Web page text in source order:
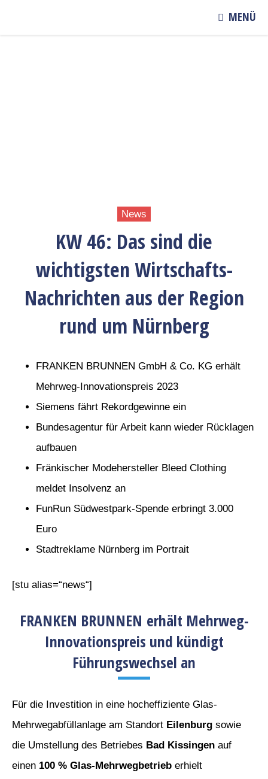
MENÜ
News
KW 46: Das sind die
wichtigsten Wirtschafts-
Nachrichten aus der Region
rund um Nürnberg
FRANKEN BRUNNEN GmbH & Co. KG erhält
Mehrweg-Innovationspreis 2023
Siemens fährt Rekordgewinne ein
Bundesagentur für Arbeit kann wieder Rücklagen
aufbauen
Fränkischer Modehersteller Bleed Clothing
meldet Insolvenz an
FunRun Südwestpark-Spende erbringt 3.000
Euro
Stadtreklame Nürnberg im Portrait
[stu alias=“news“]
FRANKEN BRUNNEN erhält Mehrweg-
Innovationspreis und kündigt
Führungswechsel an
Für die Investition in eine hocheffiziente Glas-
Mehrwegabfüllanlage am Standort Eilenburg sowie
die Umstellung des Betriebes Bad Kissingen auf
einen 100 % Glas-Mehrwegbetrieb erhielt